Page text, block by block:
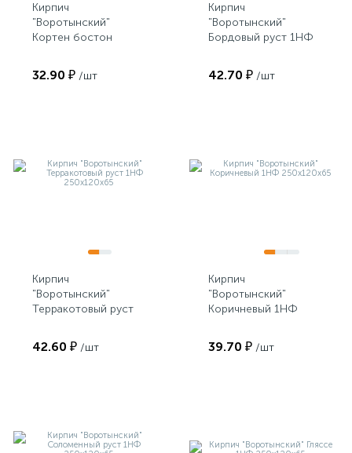
Кирпич
"Воротынский"
Кортен бостон
250х120х65
32.90 ₽ /шт
Кирпич
"Воротынский"
Бордовый руст 1НФ
42.70 ₽ /шт
Кирпич
"Воротынский"
Терракотовый руст
42.60 ₽ /шт
Кирпич
"Воротынский"
Коричневый 1НФ
39.70 ₽ /шт